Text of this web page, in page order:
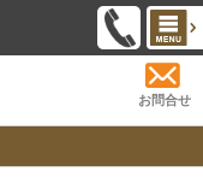
お問合せ